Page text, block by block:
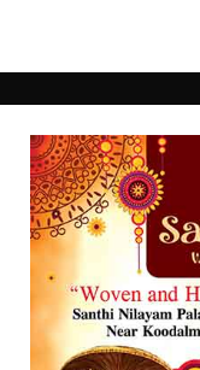
Home
Latest
Exclusive
Sanchari
Contact